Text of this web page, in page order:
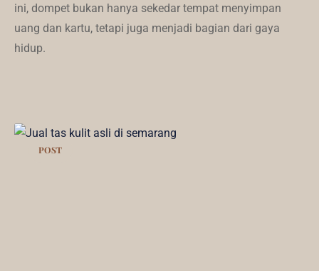
ini, dompet bukan hanya sekedar tempat menyimpan
uang dan kartu, tetapi juga menjadi bagian dari gaya
hidup.
POST